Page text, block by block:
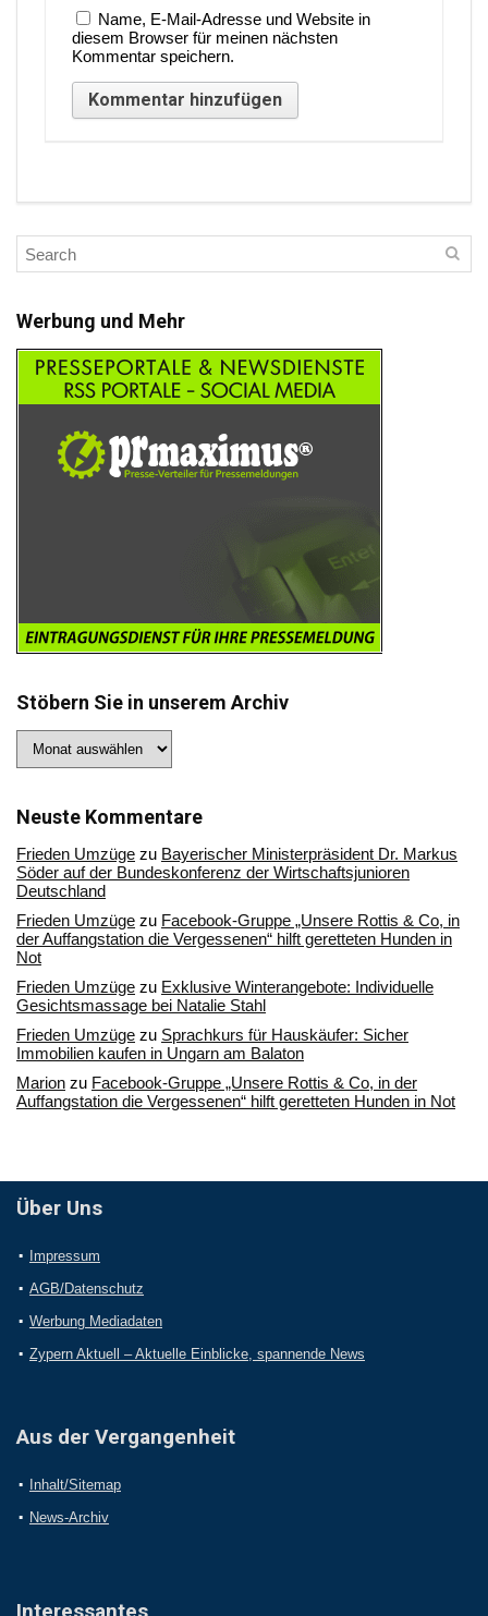
Name, E-Mail-Adresse und Website in
diesem Browser für meinen nächsten
Kommentar speichern.
Werbung und Mehr
Stöbern Sie in unserem Archiv
Sie
Archiv
Neuste Kommentare
Frieden Umzüge zu Bayerischer Ministerpräsident Dr. Markus
Söder auf der Bundeskonferenz der Wirtschaftsjunioren
Deutschland
Frieden Umzüge zu Facebook-Gruppe „Unsere Rottis & Co, in
der Auffangstation die Vergessenen“ hilft geretteten Hunden in
Not
Frieden Umzüge zu Exklusive Winterangebote: Individuelle
Gesichtsmassage bei Natalie Stahl
Frieden Umzüge zu Sprachkurs für Hauskäufer: Sicher
Immobilien kaufen in Ungarn am Balaton
Marion zu Facebook-Gruppe „Unsere Rottis & Co, in der
Auffangstation die Vergessenen“ hilft geretteten Hunden in Not
Über Uns
Impressum
AGB/Datenschutz
Werbung Mediadaten
Zypern Aktuell – Aktuelle Einblicke, spannende News
Aus der Vergangenheit
Inhalt/Sitemap
News-Archiv